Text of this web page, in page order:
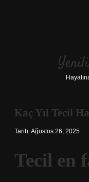
Kaç Yıl Tecil
Tarih: Ağustos 26, 2025
Tecil en